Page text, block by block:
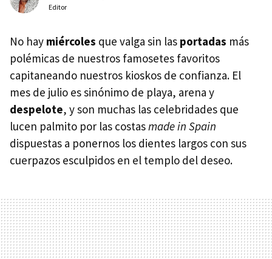
Editor
No hay miércoles que valga sin las portadas más
polémicas de nuestros famosetes favoritos
capitaneando nuestros kioskos de confianza. El
mes de julio es sinónimo de playa, arena y
despelote, y son muchas las celebridades que
lucen palmito por las costasmade in Spain
dispuestas a ponernos los dientes largos con sus
cuerpazos esculpidos en el templo del deseo.